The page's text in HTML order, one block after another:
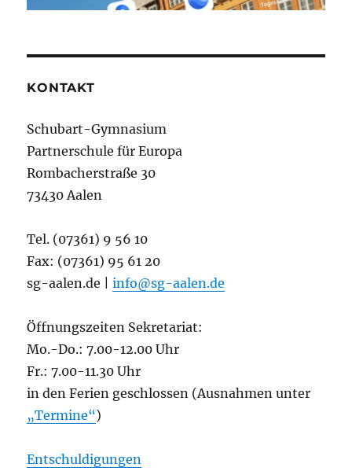
KONTAKT
Schubart-Gymnasium
Partnerschule für Europa
Rombacherstraße 30
73430 Aalen
Tel. (07361) 9 56 10
Fax: (07361) 95 61 20
sg-aalen.de |info@sg-aalen.de
Öffnungszeiten Sekretariat:
Mo.-Do.: 7.00-12.00 Uhr
Fr.: 7.00-11.30 Uhr
in den Ferien geschlossen (Ausnahmen unter
„Termine“)
Entschuldigungen